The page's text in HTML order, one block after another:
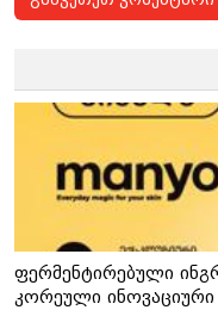
ფერმენტირებული
კორეული